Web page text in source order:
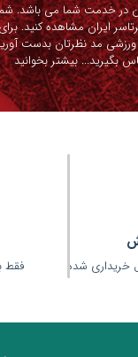
در خدمت شما می باشد.
ایران مشاهده کنید.
ورزشی مد نظرتان بدست
بگیرید...بیشتر بخوانید
خریداری شده فقط